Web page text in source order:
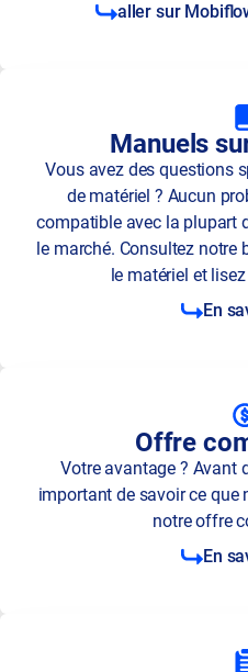
aller sur
Manuels
Vous avez des questions
de matériel ? Aucun
compatible avec la plupart
le marché. Consultez notre
le matériel et
En
Offre
Votre avantage ? Avant
important de savoir ce que
notre offre
En